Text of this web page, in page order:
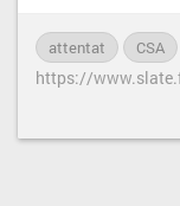
attentat CSA